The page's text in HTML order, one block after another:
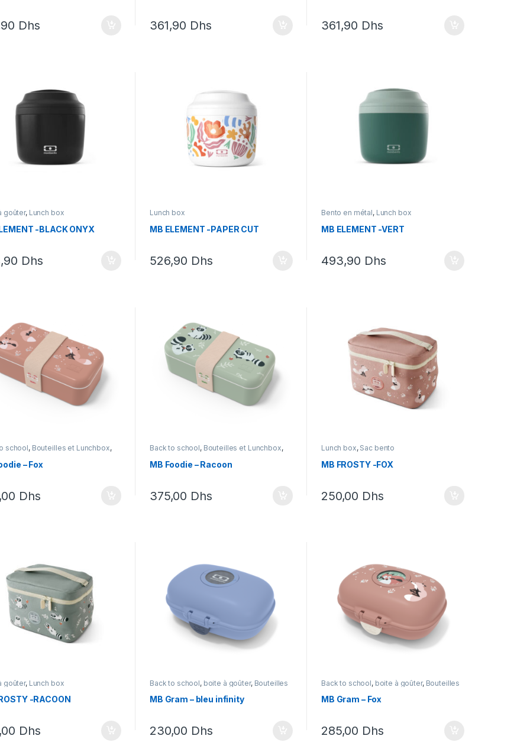
Dhs 361,90 Dhs 361,90 Dhs
goûter, Lunch box
-BLACK ONYX
Dhs
Lunch box
MB ELEMENT -PAPER CUT
526,90 Dhs
Bento en métal, Lunch box
MB ELEMENT -VERT
493,90 Dhs
school, Bouteilles et Lunchbox,
– Fox
Dhs
Back to school, Bouteilles et Lunchbox,
Monbento
MB Foodie – Racoon
375,00 Dhs
Lunch box, Sac bento
MB FROSTY -FOX
250,00 Dhs
goûter, Lunch box
-RACOON
Dhs
Back to school, boite à goûter, Bouteilles
Lunch box, Monbento
MB Gram – bleu infinity
230,00 Dhs
Back to school, boite à goûter, Bouteilles
Lunch box, Monbento
MB Gram – Fox
285,00 Dhs